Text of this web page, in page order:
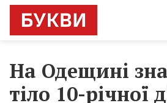
На Одещині
тіло 10-річної